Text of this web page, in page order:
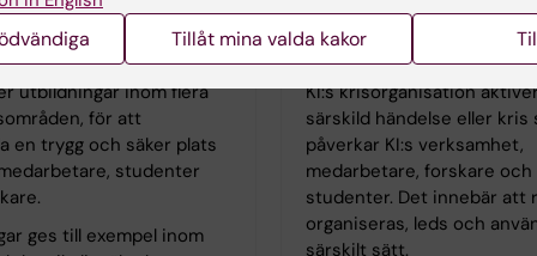
inom
utbildningar inom flera
för att
en trygg och säker plats
studenter
ges till exempel inom
Krisorganisation,
stöd
KI:s krisorganisation
särskild händelse eller kris
påverkar KI:s verksamhet,
medarbetare, forskare och
studenter. Det innebär att
organiseras, leds och
särskilt sätt.
Tillåt mina valda kakor